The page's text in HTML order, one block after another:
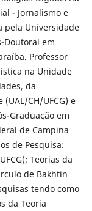
- Jornalismo e
pela Universidade
Doutoral em
Professor
na Unidade
da
CH/UFCG) e
Graduação em
de Campina
de Pesquisa:
Teorias da
de Bakhtin
tendo como
da Teoria